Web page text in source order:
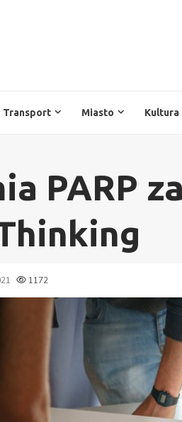
Transport Miasto Kultura
PARP
1172